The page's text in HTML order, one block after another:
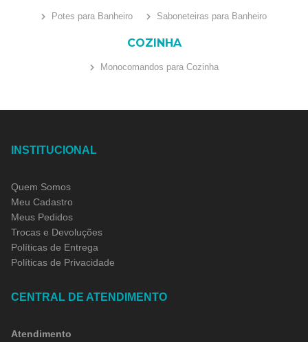
Potes para Banheiro Saboneteiras para Banheiro
COZINHA
Monocomandos para Cozinha
INSTITUCIONAL
Quem Somos
Meu Cadastro
Meus Pedidos
Trocas e Devoluções
Políticas de Entrega
Políticas de Privacidade
CENTRAL DE ATENDIMENTO
Atendimento